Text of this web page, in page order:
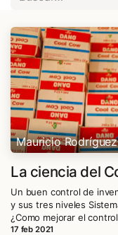
Mauricio
La ciencia del
Un buen control de
y sus tres niveles
¿Como mejorar el
17 feb 2021